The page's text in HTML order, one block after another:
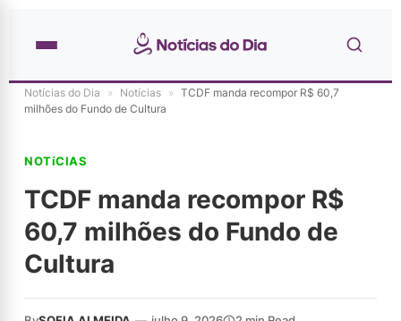
Notícias do Dia » Notícias » TCDF manda recompor R$ 60,7
milhões do Fundo de Cultura
NOTíCIAS
TCDF manda recompor R$
60,7 milhões do Fundo de
Cultura